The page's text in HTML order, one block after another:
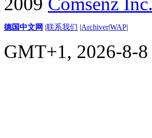
德国中文网 |联系我们 |Archiver|WAP|
GMT+1, 2026-8-8